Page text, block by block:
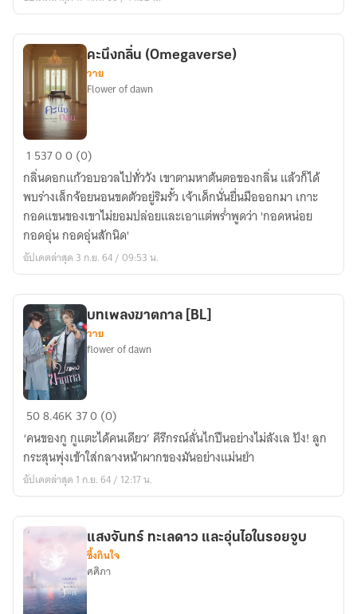
คะนึง
กลิ่น
(Omegaverse)
คะนึงกลิ่น (Omegaverse)
วาย
Flower of dawn
1 53700 (0)
กลิ่นดอกแก้วอบอวลไปทั่ววัง เขาตามหาต้นตอของกลิ่น แล้วก็ได้
พบร่างเล็กจ้อยนอนขดตัวอยู่ริมรั้ว เจ้าเด็กนั่นยื่นมือออกมา เกาะ
กอดแขนของเขาไม่ยอมปล่อยและเอาแต่พร่ำพูดว่า 'กอดหน่อย
กอดอุ่น กอดอุ่นสักนิด'
อัปเดตล่าสุด 3 ก.ย. 64 / 09:53 น.
บทเพลง
กาล
[BL]
บทเพลงฆาตกาล [BL]
วาย
flower of dawn
508.46K 370 (0)
‘คนของกู กูแตะได้คนเดียว’ คีรีกรณ์ลั่นไกปืนอย่างไม่ลังเล ปัง! ลูก
กระสุนพุ่งเข้าใส่กลางหน้าผากของมันอย่างแม่นยำ
อัปเดตล่าสุด 1 ก.ย. 64 / 12:17 น.
แสงจันทร์ ทะเลดาว และอุ่นไอในรอยจูบ
ซึ้งกินใจ
ศศิภา